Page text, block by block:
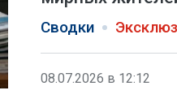
Сводки
08.07.2026 в 12:12